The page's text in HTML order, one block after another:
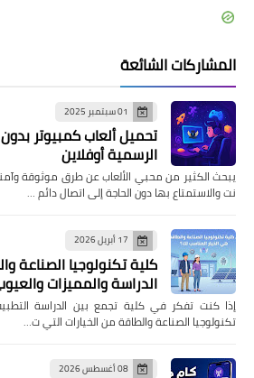
المشاركات الشائعة
01 سبتمبر 2025
تحميل ألعاب كمبيوتر
الرسمية أوفلاين
يبحث الكثير من محبي الألعاب عن طرق موثوقة
نت والاستمتاع بها دون الحاجة إلى اتصال دائم …
17 أبريل 2026
كلية تكنولوجيا الصناعة
الدراسة والمميزات
إذا كنت تفكر في كلية تجمع بين الدراسة
تكنولوجيا الصناعة والطاقة من الخيارات التي ت…
08 أغسطس 2026